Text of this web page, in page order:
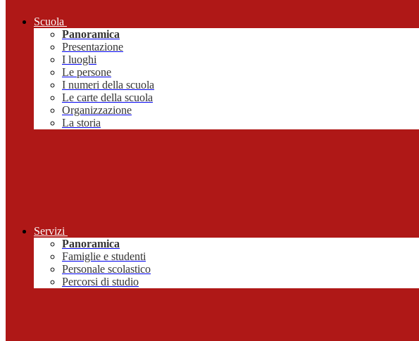
Scuola
Panoramica
Presentazione
I luoghi
Le persone
I numeri della scuola
Le carte della scuola
Organizzazione
La storia
Servizi
Panoramica
Famiglie e studenti
Personale scolastico
Percorsi di studio